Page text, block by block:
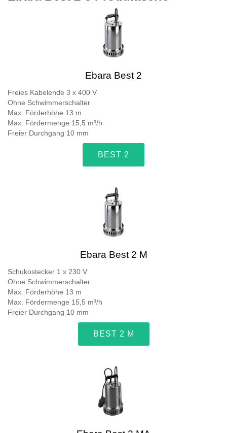
Ebara Best 2
Freies Kabelende 3 x 400 V
Ohne Schwimmerschalter
Max. Förderhöhe 13 m
Max. Fördermenge 15,5 m³/h
Freier Durchgang 10 mm
BEST 2
Ebara Best 2 M
Schukostecker 1 x 230 V
Ohne Schwimmerschalter
Max. Förderhöhe 13 m
Max. Fördermenge 15,5 m³/h
Freier Durchgang 10 mm
BEST 2 M